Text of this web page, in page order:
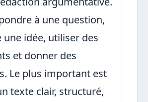
à une question,
une idée, utiliser des
et donner des
Le plus important est
texte clair, structuré,